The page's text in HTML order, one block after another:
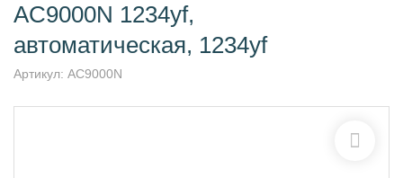
AC9000N 1234yf,
автоматическая, 1234yf
Артикул: AC9000N